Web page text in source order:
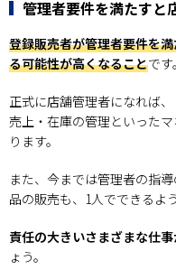
管理者要件を満たすと
登録販売者が管理者要件を
る可能性が高くなることです。
正式に店舗管理者になれば
売上・在庫の管理といった
ります。
また、今までは管理者の指
品の販売も、1人でできるよ
責任の大きいさまざまな仕
ょう。